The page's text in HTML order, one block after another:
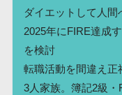
ダイエットして人間
2025年にFIRE達成
を検討
転職活動を間違え正
3人家族。簿記2級・